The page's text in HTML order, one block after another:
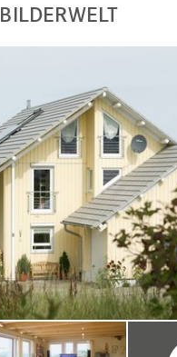
BILDERWELT